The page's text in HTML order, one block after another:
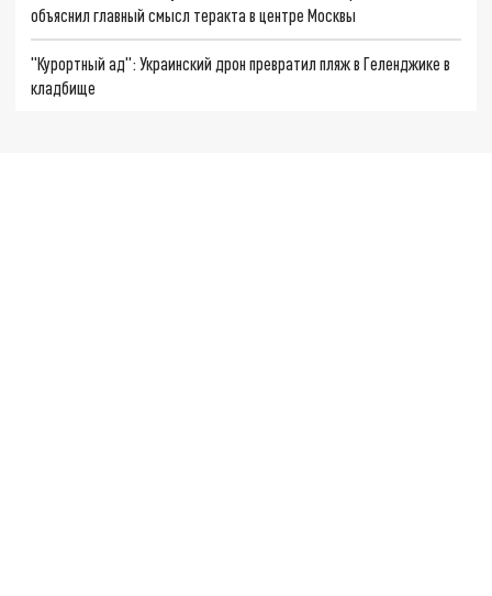
объяснил главный смысл теракта в центре Москвы
"Курортный ад": Украинский дрон превратил пляж в Геленджике в
кладбище